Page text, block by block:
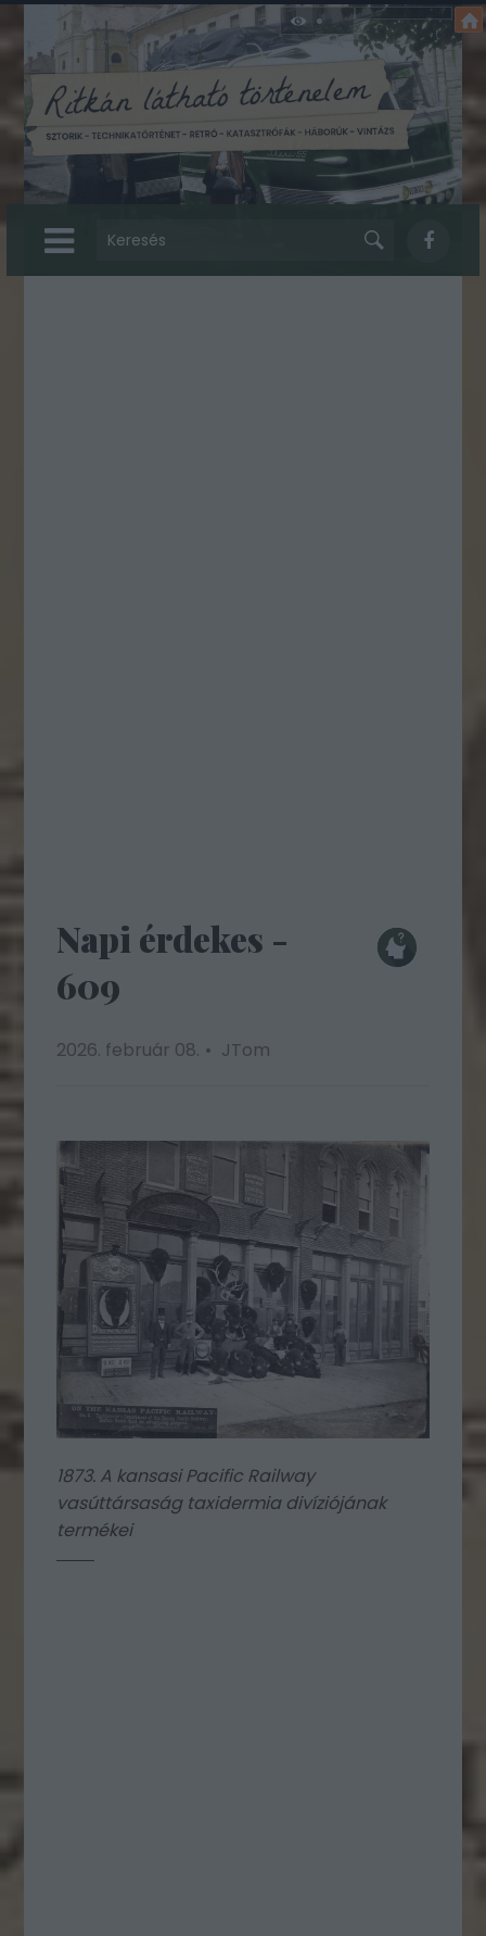
Napi érdekes -
609
2026. február 08. JTom
1873. A kansasi Pacific Railway
vasúttársaság taxidermia divíziójának
termékei